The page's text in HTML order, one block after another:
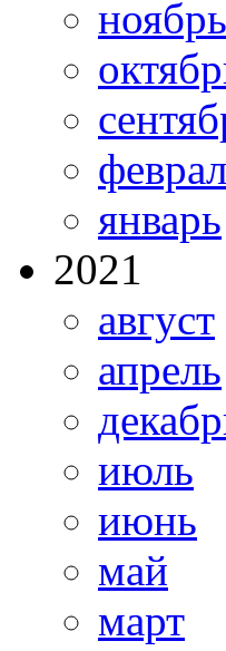
ноябрь
январь
2021
август
апрель
июль
июнь
май
март